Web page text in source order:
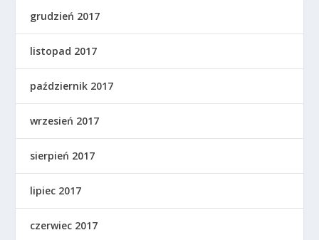
grudzień 2017
listopad 2017
październik 2017
wrzesień 2017
sierpień 2017
lipiec 2017
czerwiec 2017